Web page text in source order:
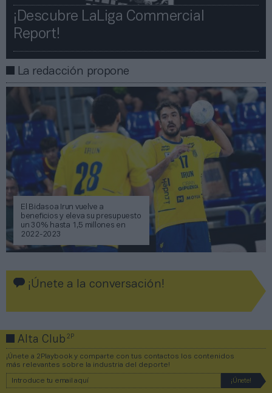
¡Descubre LaLiga Commercial
Report!​​
La redacción propone
El Bidasoa Irun vuelve a
beneficios y eleva su presupuesto
un 30% hasta 1,5 millones en
2022-2023
¡Únete a la conversación!
Alta Club2P
¡Únete a 2Playbook y comparte con tus contactos los contenidos
más relevantes sobre la industria del deporte!